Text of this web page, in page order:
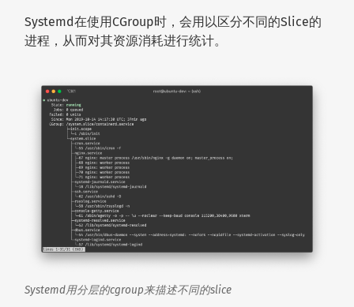
Systemd在使用CGroup时，会用以区分不同的Slice的
进程，从而对其资源消耗进行统计。
Systemd用分层的cgroup来描述不同的slice